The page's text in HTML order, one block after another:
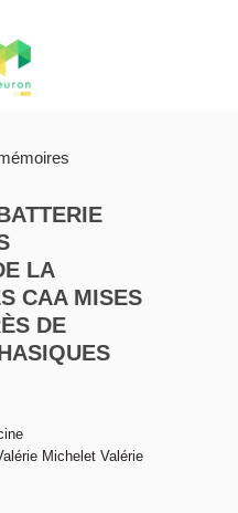
LA
CAA MISES
DE
Michelet Valérie